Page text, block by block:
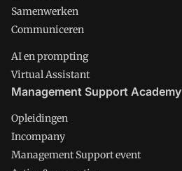
Samenwerken
Communiceren
AI en prompting
Virtual Assistant
Management Support Academy
Opleidingen
Incompany
Management Support event